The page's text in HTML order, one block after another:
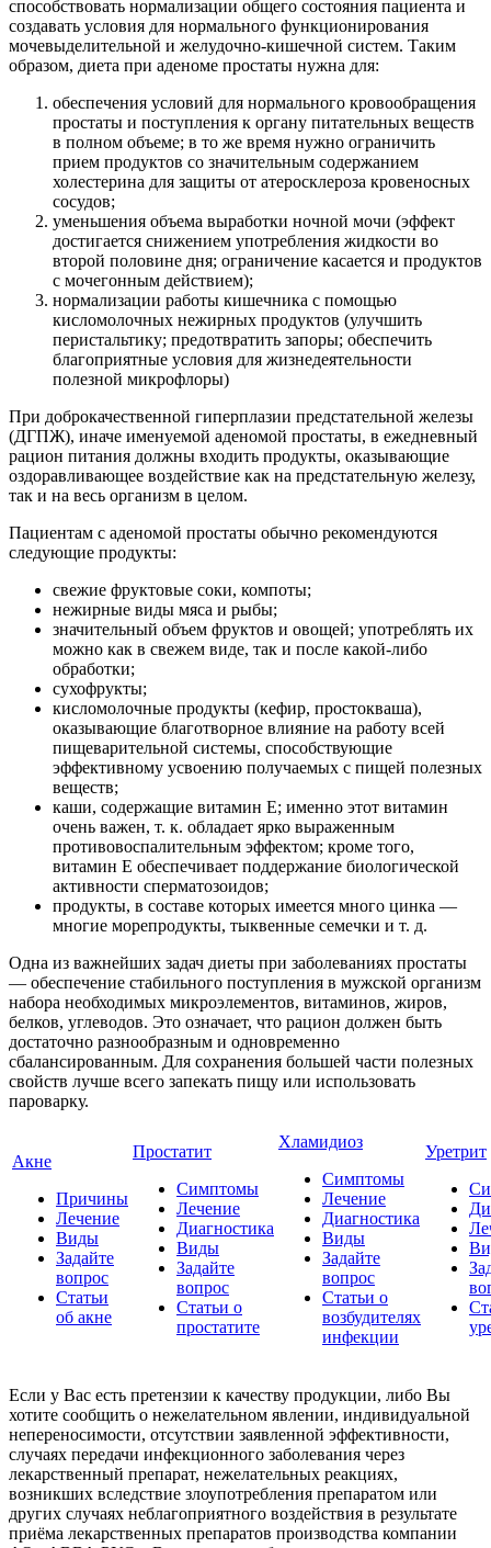
способствовать нормализации общего состояния пациента и
создавать условия для нормального функционирования
мочевыделительной и желудочно-кишечной систем. Таким
образом, диета при аденоме простаты нужна для:
обеспечения условий для нормального кровообращения
простаты и поступления к органу питательных веществ
в полном объеме; в то же время нужно ограничить
прием продуктов со значительным содержанием
холестерина для защиты от атеросклероза кровеносных
сосудов;
уменьшения объема выработки ночной мочи (эффект
достигается снижением употребления жидкости во
второй половине дня; ограничение касается и продуктов
с мочегонным действием);
нормализации работы кишечника с помощью
кисломолочных нежирных продуктов (улучшить
перистальтику; предотвратить запоры; обеспечить
благоприятные условия для жизнедеятельности
полезной микрофлоры)
При доброкачественной гиперплазии предстательной железы
(ДГПЖ), иначе именуемой аденомой простаты, в ежедневный
рацион питания должны входить продукты, оказывающие
оздоравливающее воздействие как на предстательную железу,
так и на весь организм в целом.
Пациентам с аденомой простаты обычно рекомендуются
следующие продукты:
свежие фруктовые соки, компоты;
нежирные виды мяса и рыбы;
значительный объем фруктов и овощей; употреблять их
можно как в свежем виде, так и после какой-либо
обработки;
сухофрукты;
кисломолочные продукты (кефир, простокваша),
оказывающие благотворное влияние на работу всей
пищеварительной системы, способствующие
эффективному усвоению получаемых с пищей полезных
веществ;
каши, содержащие витамин Е; именно этот витамин
очень важен, т. к. обладает ярко выраженным
противовоспалительным эффектом; кроме того,
витамин Е обеспечивает поддержание биологической
активности сперматозоидов;
продукты, в составе которых имеется много цинка —
многие морепродукты, тыквенные семечки и т. д.
Одна из важнейших задач диеты при заболеваниях простаты
— обеспечение стабильного поступления в мужской организм
набора необходимых микроэлементов, витаминов, жиров,
белков, углеводов. Это означает, что рацион должен быть
достаточно разнообразным и одновременно
сбалансированным. Для сохранения большей части полезных
свойств лучше всего запекать пищу или использовать
пароварку.
Акне
Причины
Лечение
Виды
Задайте
вопрос
Статьи
об акне
Простатит
Симптомы
Лечение
Диагностика
Виды
Задайте
вопрос
Статьи о
простатите
Хламидиоз
Симптомы
Лечение
Диагностика
Виды
Задайте
вопрос
Статьи о
возбудителях
инфекции
Уретрит
Если у Вас есть претензии к качеству продукции, либо Вы
хотите сообщить о нежелательном явлении, индивидуальной
непереносимости, отсутствии заявленной эффективности,
случаях передачи инфекционного заболевания через
лекарственный препарат, нежелательных реакциях,
возникших вследствие злоупотребления препаратом или
других случаях неблагоприятного воздействия в результате
приёма лекарственных препаратов производства компании